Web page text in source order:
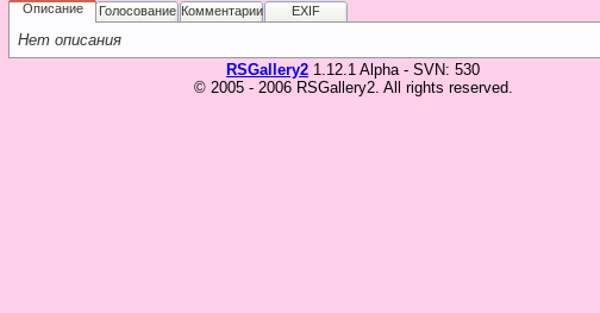
Описание Голосование Комментарии EXIF
Нет описания
RSGallery2 1.12.1 Alpha - SVN: 530
© 2005 - 2006 RSGallery2. All rights reserved.